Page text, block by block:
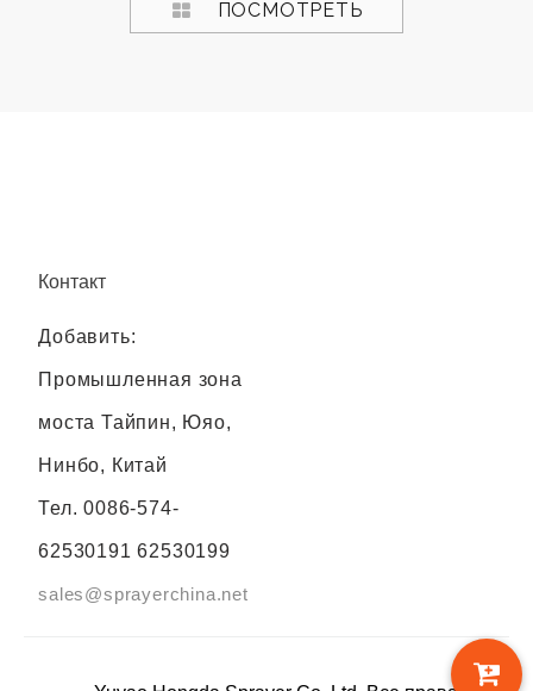
ПОСМОТРЕТЬ
Контакт
Добавить:
Промышленная зона
моста Тайпин, Юяо,
Нинбо, Китай
Тел. 0086-574-
62530191 62530199
sales@sprayerchina.net